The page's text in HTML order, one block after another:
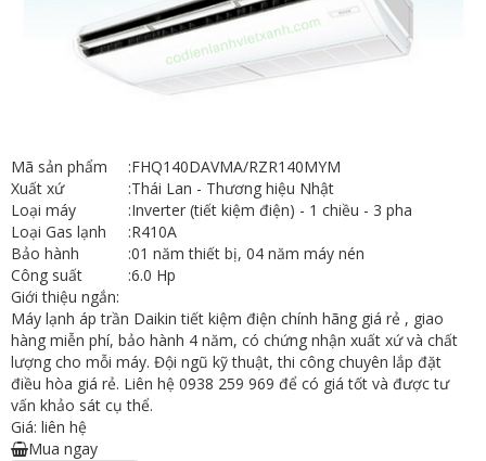
Mã sản phẩm :FHQ140DAVMA/RZR140MYM
Xuất xứ
:Thái Lan - Thương hiệu Nhật
Loại máy
:Inverter (tiết kiệm điện) - 1 chiều - 3 pha
Loại Gas lạnh
:R410A
Bảo hành
:01 năm thiết bị, 04 năm máy nén
Công suất
:6.0 Hp
Giới thiệu ngắn:
Máy lạnh áp trần Daikin tiết kiệm điện chính hãng giá rẻ , giao
hàng miễn phí, bảo hành 4 năm, có chứng nhận xuất xứ và chất
lượng cho mỗi máy. Đội ngũ kỹ thuật, thi công chuyên lắp đặt
điều hòa giá rẻ. Liên hệ 0938 259 969 để có giá tốt và được tư
vấn khảo sát cụ thể.
Giá: liên hệ
Mua ngay